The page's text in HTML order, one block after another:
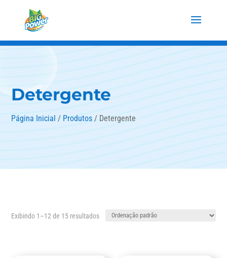
Detergente
Página Inicial / Produtos / Detergente
Exibindo 1–12 de 15 resultados